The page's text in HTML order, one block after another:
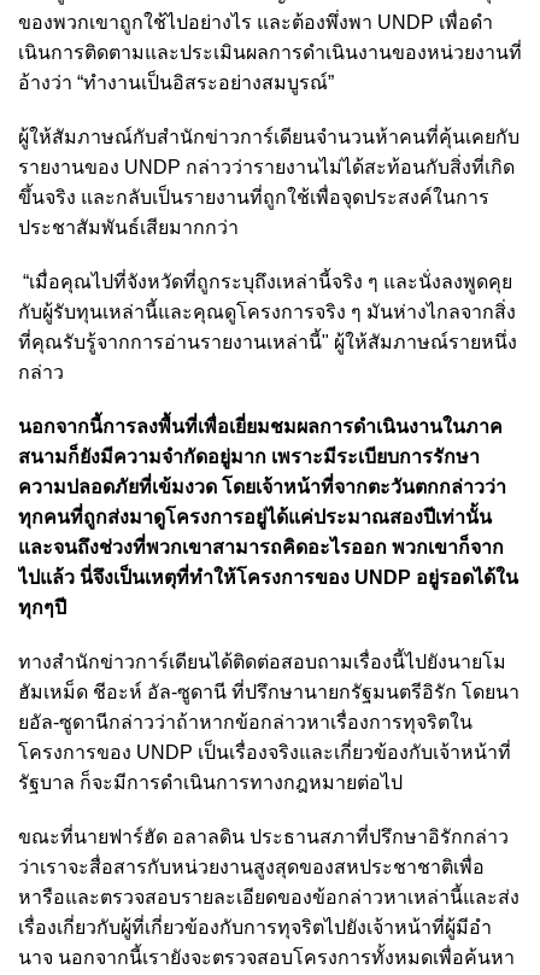
ของพวกเขาถูกใช้ไปอย่างไร และต้องพึ่งพา UNDP เพื่อดํา
เนินการติดตามและประเมินผลการดำเนินงานของหน่วยงานที่
อ้างว่า “ทำงานเป็นอิสระอย่างสมบูรณ์”
ผู้ให้สัมภาษณ์กับสำนักข่าวการ์เดียนจำนวนห้าคนที่คุ้นเคยกับ
รายงานของ UNDP กล่าวว่ารายงานไม่ได้สะท้อนกับสิ่งที่เกิด
ขึ้นจริง และกลับเป็นรายงานที่ถูกใช้เพื่อจุดประสงค์ในการ
ประชาสัมพันธ์เสียมากกว่า
“เมื่อคุณไปที่จังหวัดที่ถูกระบุถึงเหล่านี้จริง ๆ และนั่งลงพูดคุย
กับผู้รับทุนเหล่านี้และคุณดูโครงการจริง ๆ มันห่างไกลจากสิ่ง
ที่คุณรับรู้จากการอ่านรายงานเหล่านี้" ผู้ให้สัมภาษณ์รายหนึ่ง
กล่าว
นอกจากนี้การลงพื้นที่เพื่อเยี่ยมชมผลการดำเนินงานในภาค
สนามก็ยังมีความจำกัดอยู่มาก เพราะมีระเบียบการรักษา
ความปลอดภัยที่เข้มงวด โดยเจ้าหน้าที่จากตะวันตกกล่าวว่า
ทุกคนที่ถูกส่งมาดูโครงการอยู่ได้แค่ประมาณสองปีเท่านั้น
และจนถึงช่วงที่พวกเขาสามารถคิดอะไรออก พวกเขาก็จาก
ไปแล้ว นี่จึงเป็นเหตุที่ทำให้โครงการของ UNDP อยู่รอดได้ใน
ทุกๆปี
ทางสำนักข่าวการ์เดียนได้ติดต่อสอบถามเรื่องนี้ไปยังนายโม
ฮัมเหม็ด ชีอะห์ อัล-ซูดานี ที่ปรึกษานายกรัฐมนตรีอิรัก โดยนา
ยอัล-ซูดานีกล่าวว่าถ้าหากข้อกล่าวหาเรื่องการทุจริตใน
โครงการของ UNDP เป็นเรื่องจริงและเกี่ยวข้องกับเจ้าหน้าที่
รัฐบาล ก็จะมีการดำเนินการทางกฎหมายต่อไป
ขณะที่นายฟาร์ฮัด อลาลดิน ประธานสภาที่ปรึกษาอิรักกล่าว
ว่าเราจะสื่อสารกับหน่วยงานสูงสุดของสหประชาชาติเพื่อ
หารือและตรวจสอบรายละเอียดของข้อกล่าวหาเหล่านี้และส่ง
เรื่องเกี่ยวกับผู้ที่เกี่ยวข้องกับการทุจริตไปยังเจ้าหน้าที่ผู้มีอํา
นาจ นอกจากนี้เรายังจะตรวจสอบโครงการทั้งหมดเพื่อค้นหา